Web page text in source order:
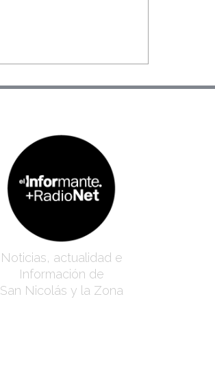
Noticias, actualidad e
Información de
San Nicolás y la Zona